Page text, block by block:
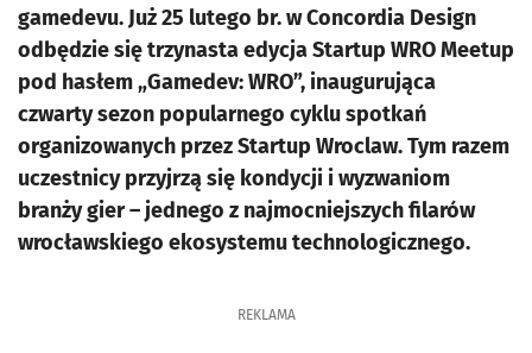
gamedevu. Już 25 lutego br. w Concordia Design
odbędzie się trzynasta edycja Startup WRO Meetup
pod hasłem „Gamedev: WRO”, inaugurująca
czwarty sezon popularnego cyklu spotkań
organizowanych przez Startup Wroclaw. Tym razem
uczestnicy przyjrzą się kondycji i wyzwaniom
branży gier – jednego z najmocniejszych filarów
wrocławskiego ekosystemu technologicznego.
REKLAMA